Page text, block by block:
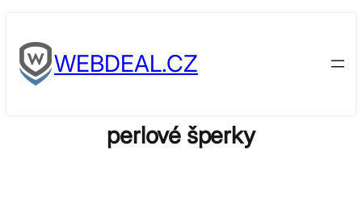
to
contentWEBDEAL.CZ
perlové šperky